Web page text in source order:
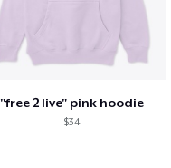
"free 2 live" pink hoodie
$34